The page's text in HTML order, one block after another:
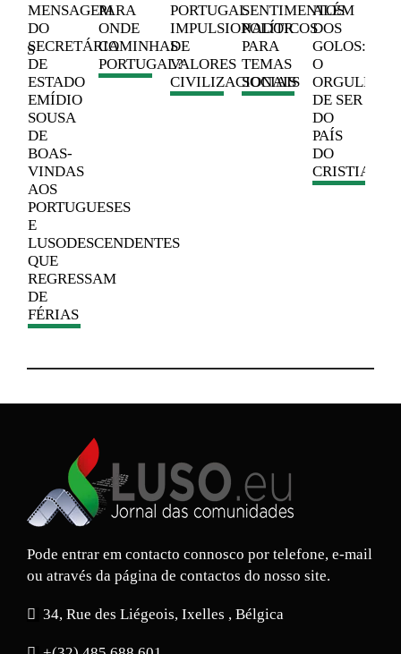
MENSAGEM
DO
SECRETÁRIO
DE
ESTADO
EMÍDIO
SOUSA
DE
BOAS-
VINDAS
AOS
PORTUGUESES
E
LUSODESCENDENTES
QUE
REGRESSAM
DE
FÉRIAS
PARA
ONDE
CAMINHAS
PORTUGAL?
PORTUGAL
IMPULSIONADOR
DE
VALORES
CIVILIZACIONAIS
SENTIMENTOS
POLÍTICOS
PARA
TEMAS
SOCIAIS
ALÉM
DOS
GOLOS:
O
ORGULHO
DE SER
DO
PAÍS
DO
CRISTIANO
Pode entrar em contacto connosco por telefone, e-mail
ou através da página de contactos do nosso site.
34, Rue des Liégeois, Ixelles , Bélgica